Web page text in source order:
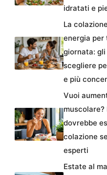
idratati e
La
energia per
giornata:
scegliere
e più
Vuoi
muscolare?
dovrebbe
colazione
esperti
Estate al